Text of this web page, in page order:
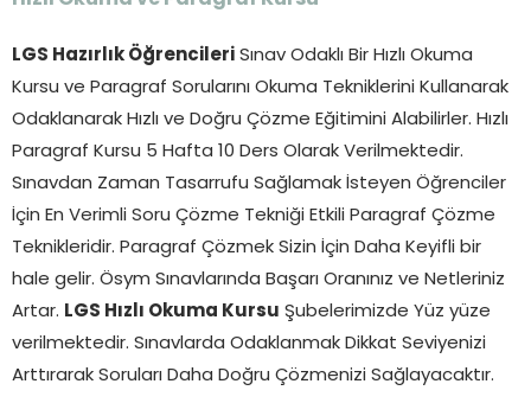
LGS Hazırlık Öğrencileri Sınav Odaklı Bir Hızlı Okuma
Kursu ve Paragraf Sorularını Okuma Tekniklerini Kullanarak
Odaklanarak Hızlı ve Doğru Çözme Eğitimini Alabilirler. Hızlı
Paragraf Kursu 5 Hafta 10 Ders Olarak Verilmektedir.
Sınavdan Zaman Tasarrufu Sağlamak İsteyen Öğrenciler
İçin En Verimli Soru Çözme Tekniği Etkili Paragraf Çözme
Teknikleridir. Paragraf Çözmek Sizin İçin Daha Keyifli bir
hale gelir. Ösym Sınavlarında Başarı Oranınız ve Netleriniz
Artar. LGS Hızlı Okuma Kursu Şubelerimizde Yüz yüze
verilmektedir. Sınavlarda Odaklanmak Dikkat Seviyenizi
Arttırarak Soruları Daha Doğru Çözmenizi Sağlayacaktır.